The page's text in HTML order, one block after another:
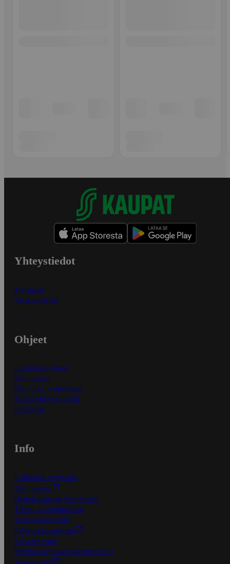
Yhteystiedot
Myymälät
Asiakaspalvelu
Ohjeet
Ensitilaajan ohjeet
Näin maksat
Näin tilaat ja muokkaat
Kaikki ohjeet ja vinkit
In English
Info
S-Business yrityksille
Oiva-raportit
Osuuskauppojen yhteystiedot
Tilaus- ja toimitusehdot
Tietosuojakäytäntö
Palvelun käyttöehdot
Saavutettavuus
Mobiilisovelluksen saavutettavuus
Mainostajalle